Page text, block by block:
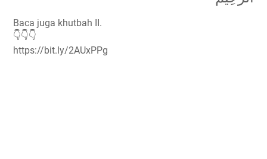
Baca juga khutbah II.
👇👇👇
https://bit.ly/2AUxPPg